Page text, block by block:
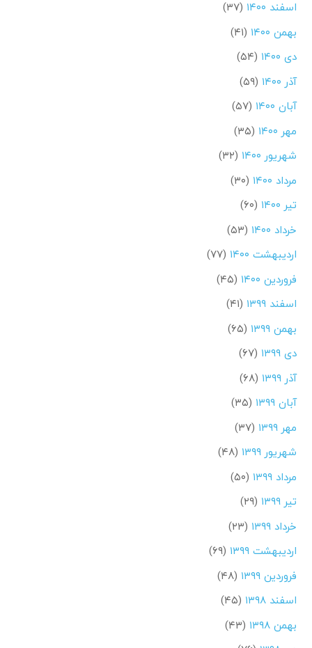
اسفند ۱۴۰۰
(۳۷)
بهمن ۱۴۰۰
(۴۱)
دی ۱۴۰۰
(۵۴)
آذر ۱۴۰۰
(۵۹)
آبان ۱۴۰۰
(۵۷)
مهر ۱۴۰۰
(۳۵)
شهریور ۱۴۰۰
(۳۲)
مرداد ۱۴۰۰
(۳۰)
تیر ۱۴۰۰
(۶۰)
خرداد ۱۴۰۰
(۵۳)
اردیبهشت ۱۴۰۰
(۷۷)
فروردین ۱۴۰۰
(۴۵)
اسفند ۱۳۹۹
(۴۱)
بهمن ۱۳۹۹
(۶۵)
دی ۱۳۹۹
(۶۷)
آذر ۱۳۹۹
(۶۸)
آبان ۱۳۹۹
(۳۵)
مهر ۱۳۹۹
(۳۷)
شهریور ۱۳۹۹
(۴۸)
مرداد ۱۳۹۹
(۵۰)
تیر ۱۳۹۹
(۲۹)
خرداد ۱۳۹۹
(۲۳)
اردیبهشت ۱۳۹۹
(۶۹)
فروردین ۱۳۹۹
(۴۸)
اسفند ۱۳۹۸
(۴۵)
بهمن ۱۳۹۸
(۴۳)